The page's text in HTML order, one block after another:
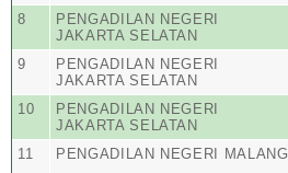
8
PENGADILAN NEGERI
JAKARTA SELATAN
9
PENGADILAN NEGERI
JAKARTA SELATAN
10
PENGADILAN NEGERI
JAKARTA SELATAN
11 PENGADILAN NEGERI MALANG